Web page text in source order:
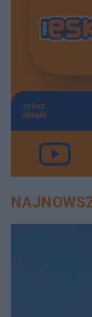
TERAZ
GRAMY